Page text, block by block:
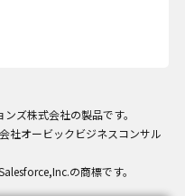
ズ株式会社の製品です。
社オービックビジネスコンサル
の商標です。
報が保存される、またはブラウ
ります。情報の主な保存先は
定できる情報が保存されること
ナライズに使われることはあり
権利を尊重しており、一部の
配慮しています。各カテゴリを
する詳細を確認し、当サイトに
し、一部の Cookie を無効化し